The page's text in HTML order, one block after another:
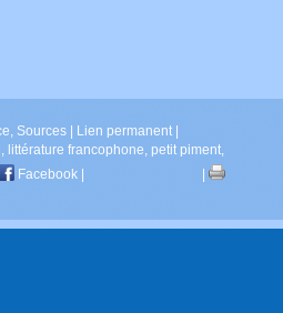
Sources Lien permanent
littérature francophone petit piment
Facebook